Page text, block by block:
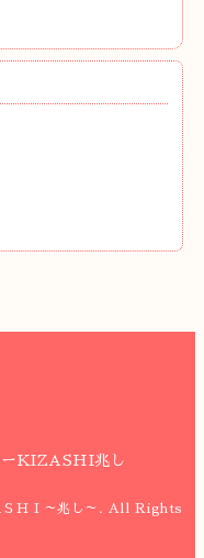
ーKIZASHI兆し
ＨＩ～兆し～ . All Rights